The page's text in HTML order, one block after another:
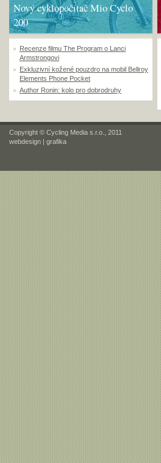
Nový cyklopočítač Mio Cyclo
200
Recenze filmu The Program o Lanci
Armstrongovi
Exkluzivní kožené pouzdro na mobil Bellroy
Elements Phone Pocket
Author Ronin: kolo pro dobrodruhy
Copyright © Cycling Media s.r.o., 2011
webdesign | grafika